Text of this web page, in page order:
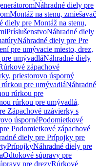
Náhradné diely pre
Montáž na stenu, zmiešavač
diely pre Montáž na stenu,
PríslušenstvoNáhradné diely
Náhradné diely pre Pre
pre umývacie miesto, drez,
umývadláNáhradné diely
zápachové
priestorovo úsporný
pre umývadláNáhradné
rúrkou pre
rúrkou pre umývadlá,
Zápachové uzávierky s
úspornéPodomietkové
Podomietkové zápachové
diely pre Prípojky pre
PrípojkyNáhradné diely pre
Odtokové súpravy pre
pre drezyRúrkové